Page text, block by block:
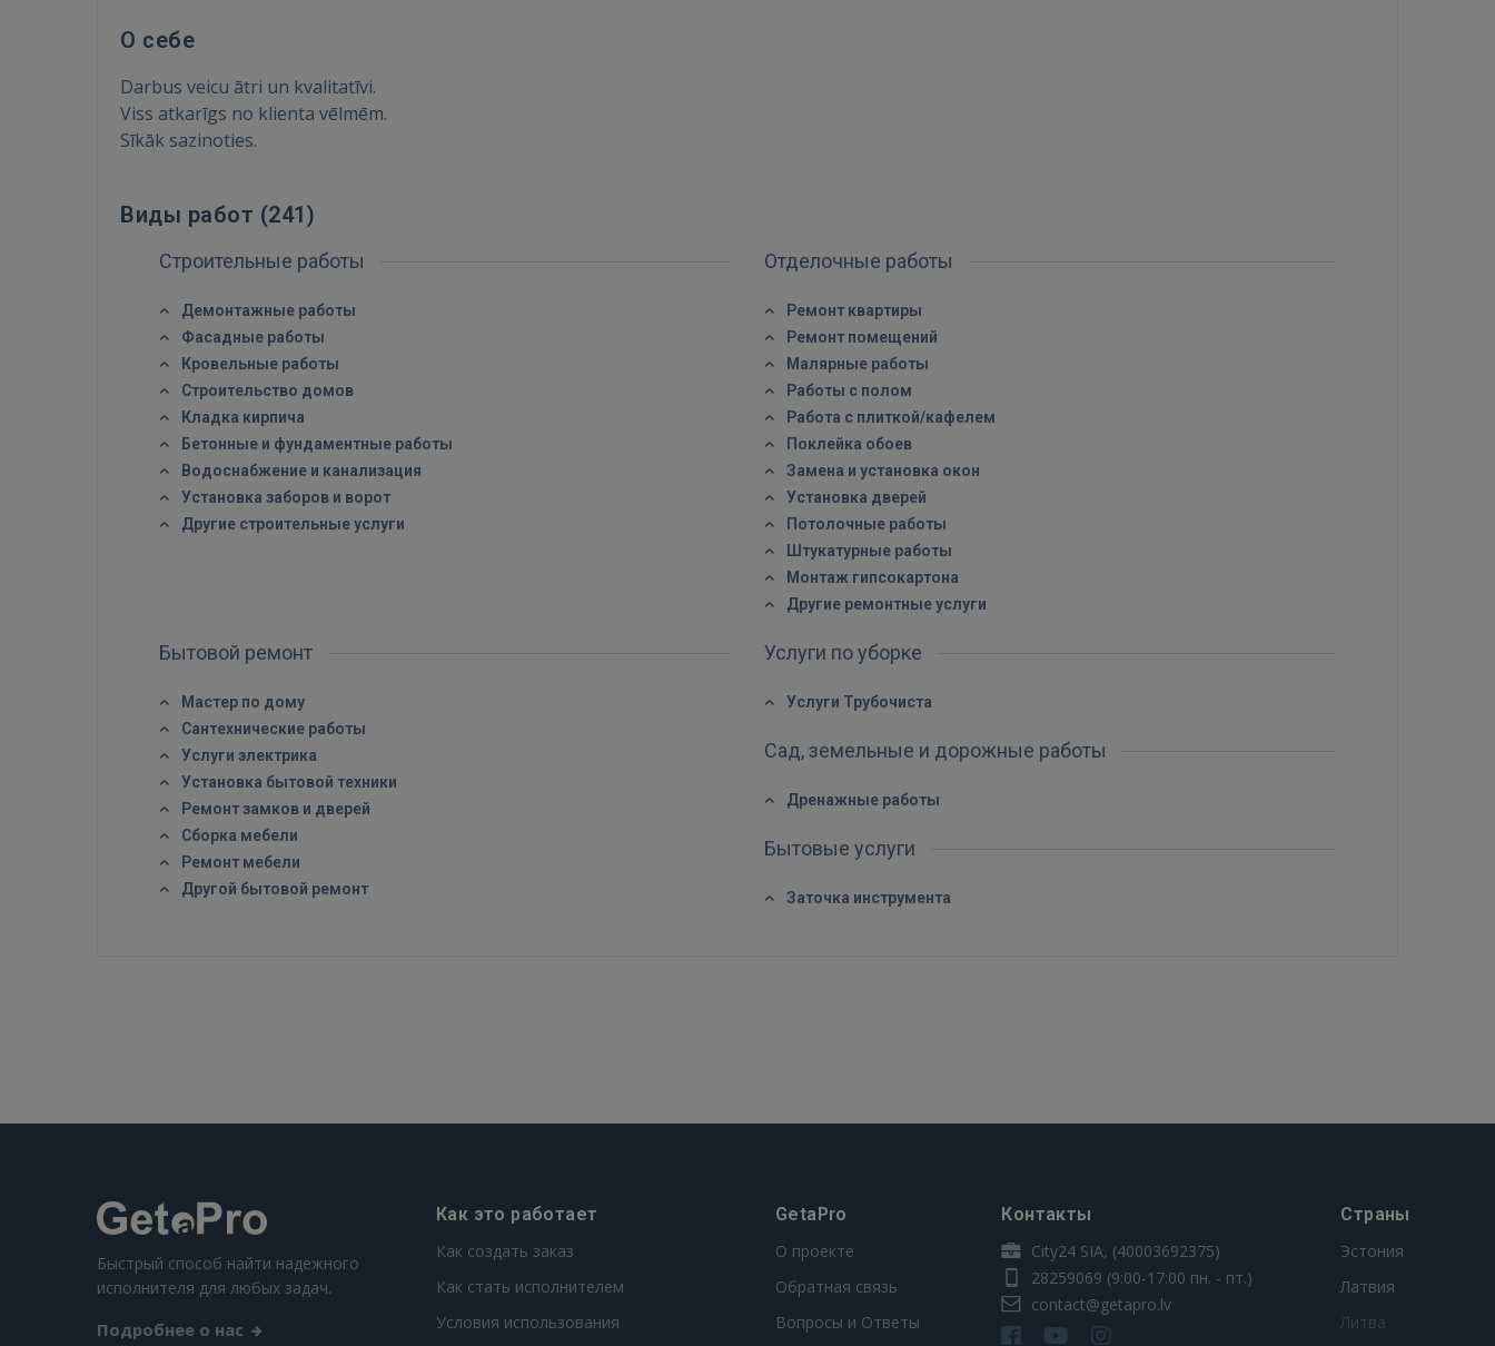
ВОЙТИ
Запомнить?
FACEBOOK
 Sign in with Apple
Ещё не зарегистрированы?
РЕГИСТРАЦИЯ
О себе
Darbus veicu ātri un kvalitatīvi.
Viss atkarīgs no klienta vēlmēm.
Sīkāk sazinoties.
Виды работ (241)
Строительные работы
Демонтажные работы
Фасадные работы
Кровельные работы
Строительство домов
Кладка кирпича
Бетонные и фундаментные работы
Водоснабжение и канализация
Установка заборов и ворот
Другие строительные услуги
Отделочные работы
Ремонт квартиры
Ремонт помещений
Малярные работы
Работы с полом
Работа с плиткой/кафелем
Поклейка обоев
Замена и установка окон
Установка дверей
Потолочные работы
Штукатурные работы
Монтаж гипсокартона
Другие ремонтные услуги
Бытовой ремонт
Мастер по дому
Сантехнические работы
Услуги электрика
Установка бытовой техники
Ремонт замков и дверей
Сборка мебели
Ремонт мебели
Другой бытовой ремонт
Услуги по уборке
Услуги Трубочиста
Сад, земельные и дорожные работы
Дренажные работы
Бытовые услуги
Заточка инструмента
Быстрый способ найти надежного
исполнителя для любых задач.
Подробнее о нас
Как это работает
Как создать заказ
Как стать исполнителем
Условия использования
GetaPro
О проекте
Обратная связь
Вопросы и Ответы
Контакты
City24 SIA, (40003692375)
28259069 (9:00-17:00 пн. - пт.)
contact@getapro.lv
Страны
Эстония
Латвия
Литва